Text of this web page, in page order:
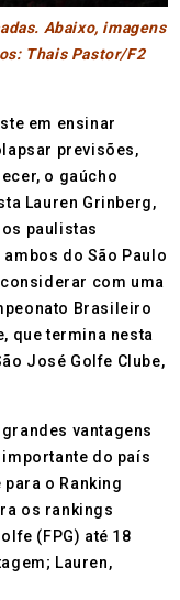
Abaixo, imagens
Thais Pastor/F2
em ensinar
previsões,
o gaúcho
Lauren Grinberg,
paulistas
do São Paulo
com uma
Brasileiro
que termina nesta
José Golfe Clube,
vantagens
do país
o Ranking
os rankings
(FPG) até 18
Lauren,